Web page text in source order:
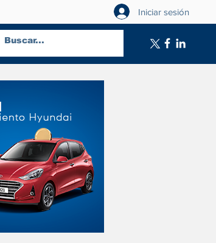
Iniciar sesión